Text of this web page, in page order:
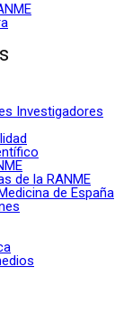
Investigadores
de la RANME
de España